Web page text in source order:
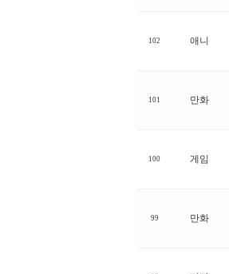
102 애니
101 만화
100 게임
99 만화